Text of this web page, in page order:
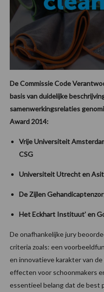
De Commissie Code
basis van duidelijke
samenwerkingsrelaties
Award 2014:
Vrije Universiteit
CSG
Universiteit Utrecht en
De Zijlen
Het Eckhart Instituut’ en
De onafhankelijke jury
criteria zoals: een
en innovatieve karakter van
effecten voor schoonmakers
essentieel belang dat de best